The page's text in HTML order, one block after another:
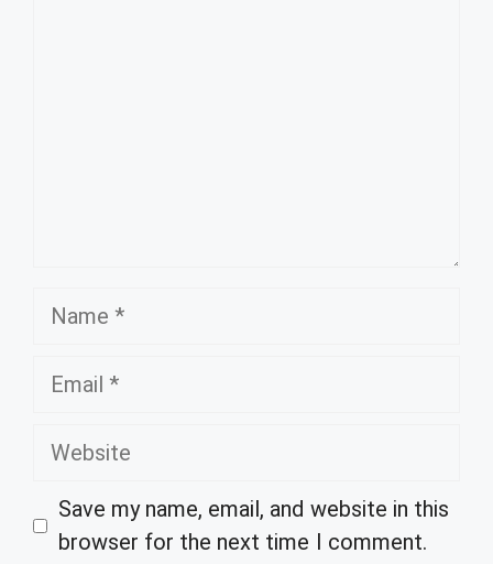
Name
Email
Website
Save my name, email, and website in this
browser for the next time I comment.